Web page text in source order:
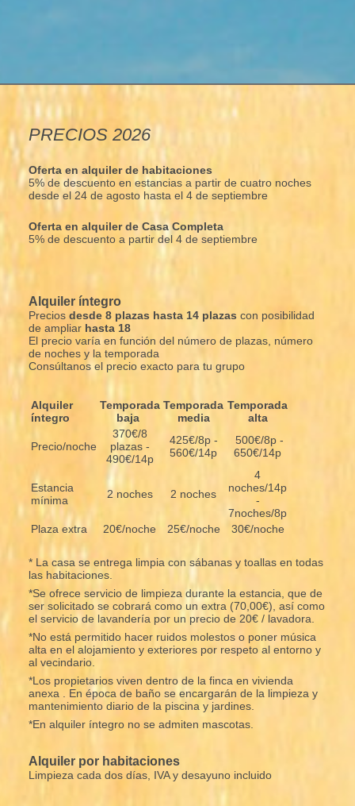
PRECIOS 2026
Oferta en alquiler de habitaciones
5% de descuento en estancias a partir de cuatro noches
desde el 24 de agosto hasta el 4 de septiembre
Oferta en alquiler de Casa Completa
5% de descuento a partir del 4 de septiembre
Alquiler íntegro
Precios desde 8 plazas hasta 14 plazas con posibilidad
de ampliar hasta 18
El precio varía en función del número de plazas, número
de noches y la temporada
Consúltanos el precio exacto para tu grupo
Alquiler
íntegro
Temporada
baja
Temporada
media
Temporada
alta
Precio/noche
370€/8
plazas -
490€/14p
425€/8p -
560€/14p
500€/8p -
650€/14p
Estancia
mínima
2 noches 2 noches
4
noches/14p
-
7noches/8p
Plaza extra
20€/noche 25€/noche 30€/noche
* La casa se entrega limpia con sábanas y toallas en todas
las habitaciones.
*Se ofrece servicio de limpieza durante la estancia, que de
ser solicitado se cobrará como un extra (70,00€), así como
el servicio de lavandería por un precio de 20€ / lavadora.
*No está permitido hacer ruidos molestos o poner música
alta en el alojamiento y exteriores por respeto al entorno y
al vecindario.
*Los propietarios viven dentro de la finca en vivienda
anexa . En época de baño se encargarán de la limpieza y
mantenimiento diario de la piscina y jardines.
*En alquiler íntegro no se admiten mascotas.
Alquiler por habitaciones
Limpieza cada dos días, IVA y desayuno incluido